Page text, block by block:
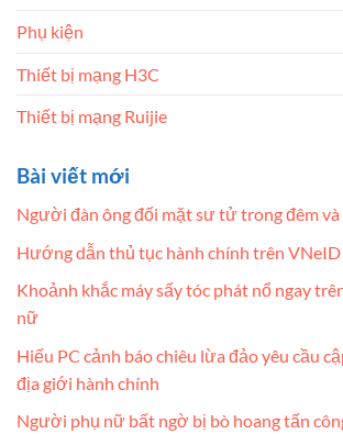
Phụ kiện
Thiết bị mạng H3C
Thiết bị mạng Ruijie
Bài viết mới
Người đàn ông đối mặt sư tử trong đêm và
Hướng dẫn thủ tục hành chính trên
Khoảnh khắc máy sấy tóc phát nổ ngay
nữ
Hiếu PC cảnh báo chiêu lừa đảo yêu cầu
địa giới hành chính
Người phụ nữ bất ngờ bị bò hoang tấn